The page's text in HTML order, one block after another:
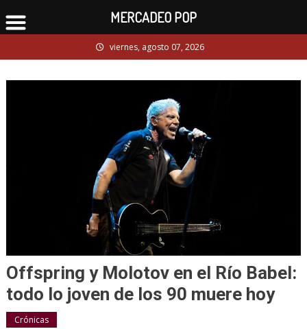
to
viernes, agosto 07, 2026
Offspring y Molotov en el Río Babel:
todo lo joven de los 90 muere hoy
Crónicas
MERCADEO POP